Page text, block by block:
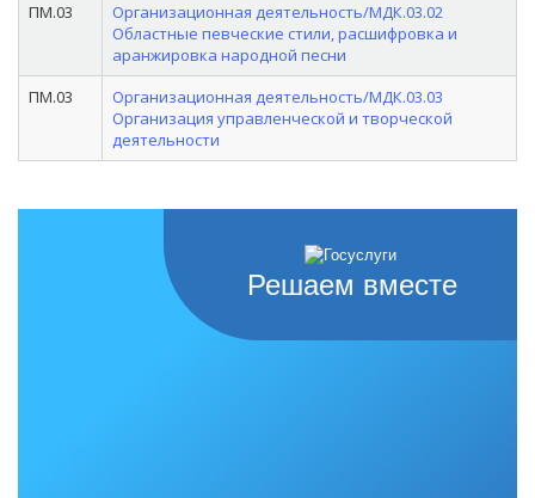
ПМ.03
Организационная деятельность/МДК.03.02
Областные певческие стили, расшифровка и
аранжировка народной песни
ПМ.03
Организационная деятельность/МДК.03.03
Организация управленческой и творческой
деятельности
Решаем вместе